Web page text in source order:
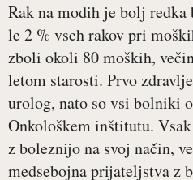
Rak na modih je bolj redka
le 2 % vseh rakov pri
zboli okoli 80 moških,
letom starosti. Prvo
urolog, nato so vsi bolniki
Onkološkem inštitutu.
z boleznijo na svoj način,
medsebojna prijateljstva z